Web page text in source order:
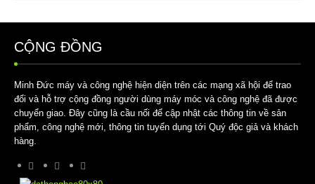
CỘNG ĐỒNG
Minh Đức máy và công nghệ hiện diện trên các mạng xã hội để trao
đổi và hỗ trợ cộng đồng người dùng máy móc và công nghệ đã được
chuyển giao. Đây cũng là cầu nối để cập nhật các thông tin về sản
phẩm, công nghệ mới, thông tin tuyển dụng tới Quý độc giả và khách
hàng.